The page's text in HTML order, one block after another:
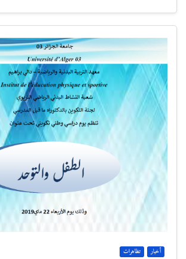
أخبار تظاهرات